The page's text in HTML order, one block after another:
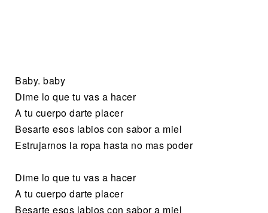
Baby. baby
Dime lo que tu vas a hacer
A tu cuerpo darte placer
Besarte esos labios con sabor a miel
Estrujarnos la ropa hasta no mas poder
Dime lo que tu vas a hacer
A tu cuerpo darte placer
Besarte esos labios con sabor a miel